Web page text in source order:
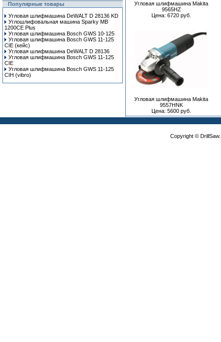
Популярные товары
Угловая шлифмашина DeWALT D 28136 KD
Углошлифовальная машина Sparky MB
1200CE Plus
Угловая шлифмашина Bosch GWS 10-125
Угловая шлифмашина Bosch GWS 11-125
CIE (кейс)
Угловая шлифмашина DeWALT D 28136
Угловая шлифмашина Bosch GWS 11-125
CIE
Угловая шлифмашина Bosch GWS 11-125
CIH (vibro)
Угловая шлифмашина Makita
9565HZ
Цена: 6720 руб.
Угловая шлифмашина Makita
9557HNK
Цена: 5600 руб.
Copyright ©